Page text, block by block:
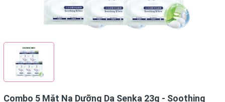
Combo 5 Mặt Nạ Dưỡng Da Senka 23g - Soothing